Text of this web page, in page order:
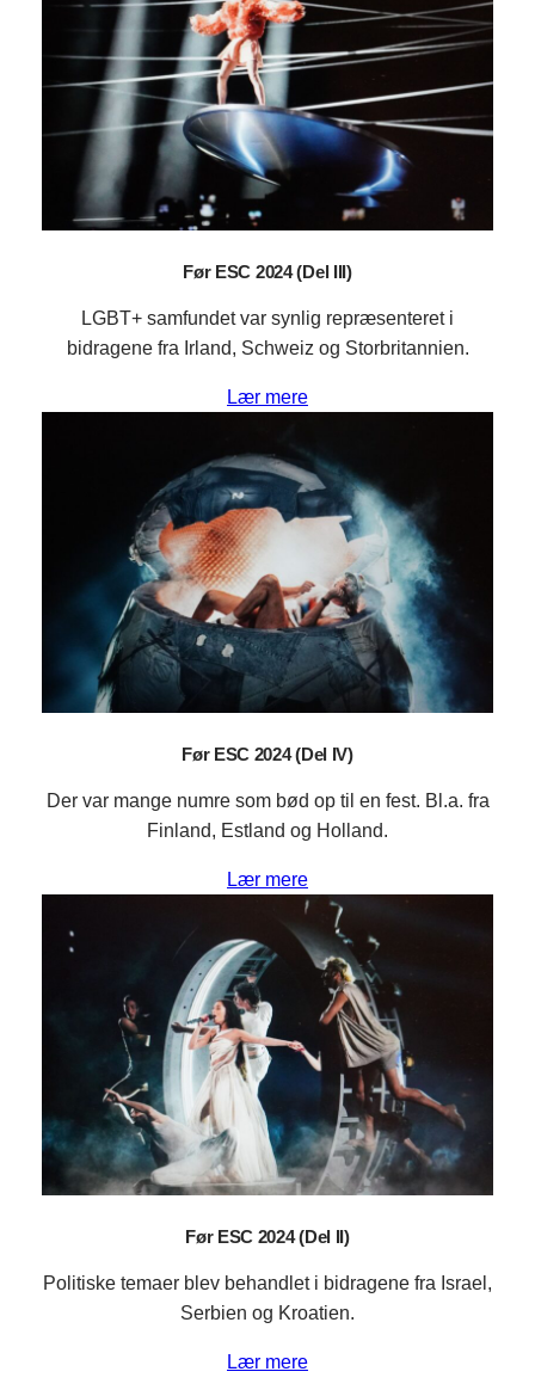
Før ESC 2024 (Del III)
LGBT+ samfundet var synlig repræsenteret i
bidragene fra Irland, Schweiz og Storbritannien.
Lær mere
Før ESC 2024 (Del IV)
Der var mange numre som bød op til en fest. Bl.a. fra
Finland, Estland og Holland.
Lær mere
Før ESC 2024 (Del II)
Politiske temaer blev behandlet i bidragene fra Israel,
Serbien og Kroatien.
Lær mere